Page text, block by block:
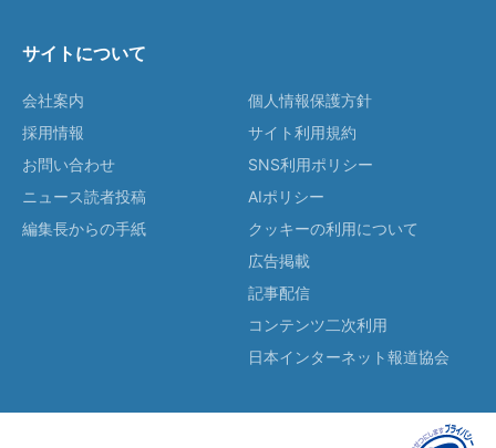
サイトについて
会社案内
採用情報
お問い合わせ
ニュース読者投稿
編集長からの手紙
個人情報保護方針
サイト利用規約
SNS利用ポリシー
AIポリシー
クッキーの利用について
広告掲載
記事配信
コンテンツ二次利用
日本インターネット報道協会